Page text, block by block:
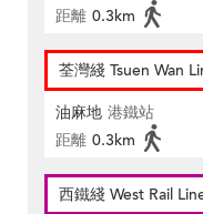
距離 0.3km
荃灣綫 Tsuen Wan
油麻地 港鐵站
距離 0.3km
西鐵綫 West Rail